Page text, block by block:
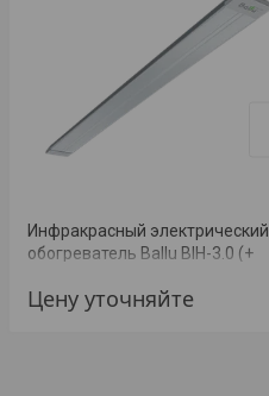
Инфракрасный электрический
обогреватель Ballu BIH-3.0 (+
Цену уточняйте